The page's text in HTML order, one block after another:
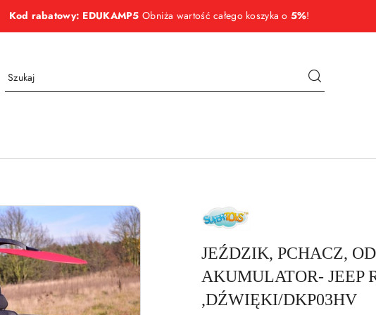
Kod rabatowy: EDUKAMP5 Obniża wartość całego koszyka o 5%!
NAZWA
PRODUCENTA:
SUPER-
JEŹDZIK, PCHACZ,
AKUMULATOR- JEEP
,DŹWIĘKI/DKP03HV